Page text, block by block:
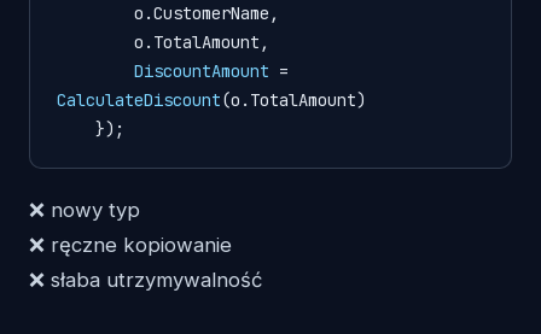
        o.
CustomerName ,
        o.
TotalAmount ,
DiscountAmount
CalculateDiscount(o. TotalAmount)
    });
❌ nowy typ
❌ ręczne kopiowanie
❌ słaba utrzymywalność